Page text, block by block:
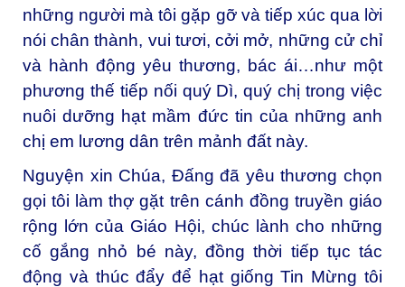
những người mà tôi gặp gỡ và tiếp xúc qua lời
nói chân thành, vui tươi, cởi mở, những cử chỉ
và hành động yêu thương, bác ái…như một
phương thế tiếp nối quý Dì, quý chị trong việc
nuôi dưỡng hạt mầm đức tin của những anh
chị em lương dân trên mảnh đất này.
Nguyện xin Chúa, Đấng đã yêu thương chọn
gọi tôi làm thợ gặt trên cánh đồng truyền giáo
rộng lớn của Giáo Hội, chúc lành cho những
cố gắng nhỏ bé này, đồng thời tiếp tục tác
động và thúc đẩy để hạt giống Tin Mừng tôi